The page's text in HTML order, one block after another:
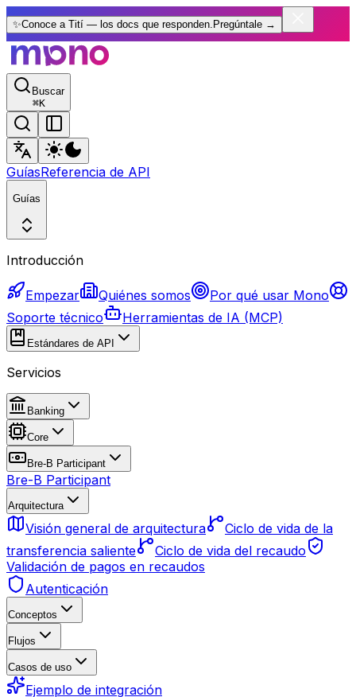
✨Conoce a Tití — los docs que responden. Pregúntale →
Buscar
⌘K
GuíasReferencia de API
Guías
Introducción
Empezar Quiénes somos
Por qué usar Mono
Soporte técnico
Herramientas de IA (MCP)
Estándares de API
Servicios
Banking
Core
Bre-B Participant
Bre-B Participant
Arquitectura
Visión general de arquitectura
Ciclo de vida de la
transferencia saliente
Ciclo de vida del recaudo
Validación de pagos en recaudos
Autenticación
Conceptos
Flujos
Casos de uso
Ejemplo de integración